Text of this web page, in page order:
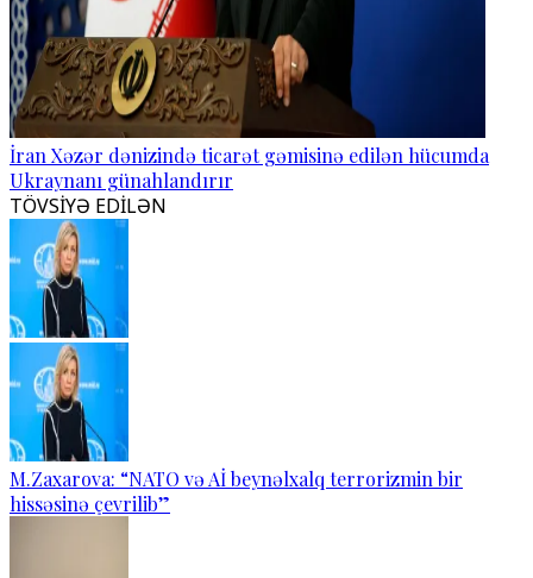
İran Xəzər dənizində ticarət gəmisinə edilən hücumda
Ukraynanı günahlandırır
TÖVSİYƏ EDİLƏN
M.Zaxarova: “NATO və Aİ beynəlxalq terrorizmin bir
hissəsinə çevrilib”